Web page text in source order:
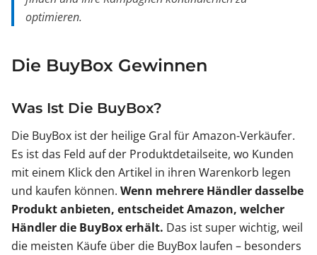
optimieren.
Die BuyBox Gewinnen
Was Ist Die BuyBox?
Die BuyBox ist der heilige Gral für Amazon-Verkäufer.
Es ist das Feld auf der Produktdetailseite, wo Kunden
mit einem Klick den Artikel in ihren Warenkorb legen
und kaufen können. Wenn mehrere Händler dasselbe
Produkt anbieten, entscheidet Amazon, welcher
Händler die BuyBox erhält. Das ist super wichtig, weil
die meisten Käufe über die BuyBox laufen – besonders